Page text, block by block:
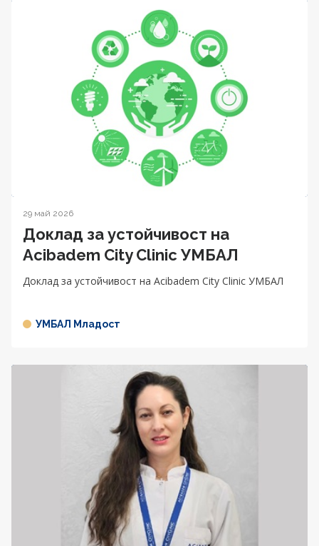
29 май 2026
Доклад за устойчивост на
Acibadem City Clinic УМБАЛ
Доклад за устойчивост на Acibadem City Clinic УМБАЛ
УМБАЛ Младост